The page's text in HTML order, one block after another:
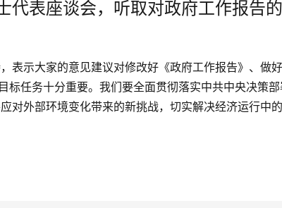
代表座谈会，听取对政府工作报告
表示大家的意见建议对修改好《政府工作报告》、做
标任务十分重要。我们要全面贯彻落实中共中央决策
外部环境变化带来的新挑战，切实解决经济运行中的